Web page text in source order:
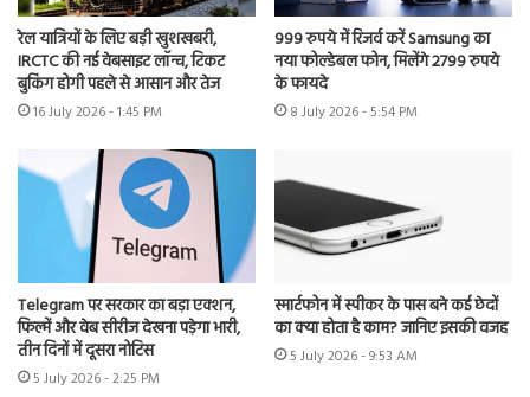
रेल यात्रियों के लिए बड़ी खुशखबरी,
IRCTC की नई वेबसाइट लॉन्च, टिकट
बुकिंग होगी पहले से आसान और तेज
16 July 2026 - 1:45 PM
999 रुपये में रिजर्व करें Samsung का
नया फोल्डेबल फोन, मिलेंगे 2799 रुपये
के फायदे
8 July 2026 - 5:54 PM
Telegram पर सरकार का बड़ा एक्शन,
फिल्में और वेब सीरीज देखना पड़ेगा भारी,
तीन दिनों में दूसरा नोटिस
5 July 2026 - 2:25 PM
स्मार्टफोन में स्पीकर के पास बने कई छेदों
का क्या होता है काम? जानिए इसकी वजह
5 July 2026 - 9:53 AM